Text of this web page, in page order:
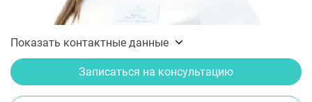
Показать контактные данные
Записаться на консультацию